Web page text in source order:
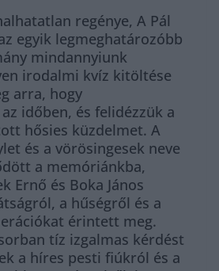
regénye, A Pál
egyik legmeghatározóbb
mindannyiunk
irodalmi kvíz kitöltése
arra, hogy
időben, és felidézzük a
hősies küzdelmet. A
és a vörösingesek neve
a memóriánkba,
Ernő és Boka János
a hűségről és a
érintett meg.
tíz izgalmas kérdést
a híres pesti fiúkról és a